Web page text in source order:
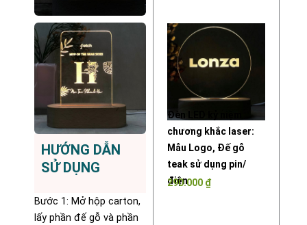
HƯỚNG DẪN
SỬ DỤNG
Bước 1: Mở hộp carton,
lấy phần đế gỗ và phần
Đèn LED kỷ niệm
chương khắc laser:
Mẫu Logo, Đế gỗ
teak sử dụng pin/
điện
290.000 ₫